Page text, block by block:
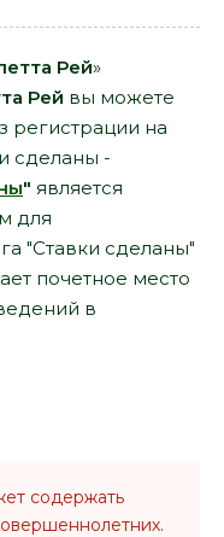
Рей»
Рей вы можете
регистрации на
сделаны -
" является
для
"Ставки сделаны"
почетное место
в
содержать